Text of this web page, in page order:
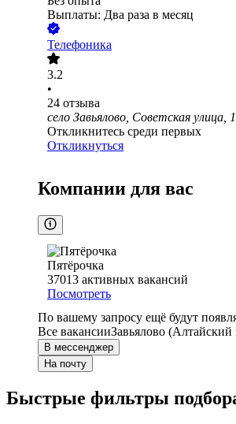
Выплаты: Два раза в месяц
Телефоника
3.2
•
24 отзыва
село Завьялово, Советская улица,
Откликнитесь среди первых
Откликнуться
Компании для вас
Пятёрочка
37013 активных вакансий
Посмотреть
По вашему запросу ещё будут
Все вакансииЗавьялово (Алтайский
В мессенджер
На почту
Быстрые фильтры